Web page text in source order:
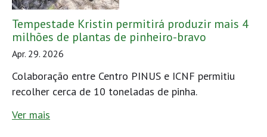
Tempestade Kristin permitirá produzir mais 4
milhões de plantas de pinheiro-bravo
Apr. 29. 2026
Colaboração entre Centro PINUS e ICNF permitiu
recolher cerca de 10 toneladas de pinha.
Ver mais